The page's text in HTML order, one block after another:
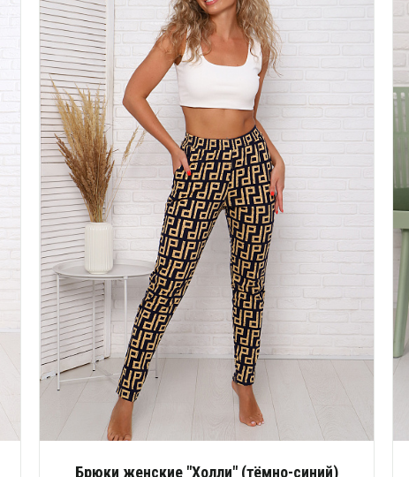
Брюки женские "Холли" (тёмно-синий)